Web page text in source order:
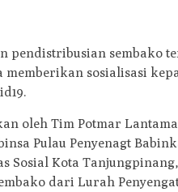
pendistribusian sembako
memberikan sosialisasi
oleh Tim Potmar
Pulau Penyenagt
Sosial Kota
dari Lurah